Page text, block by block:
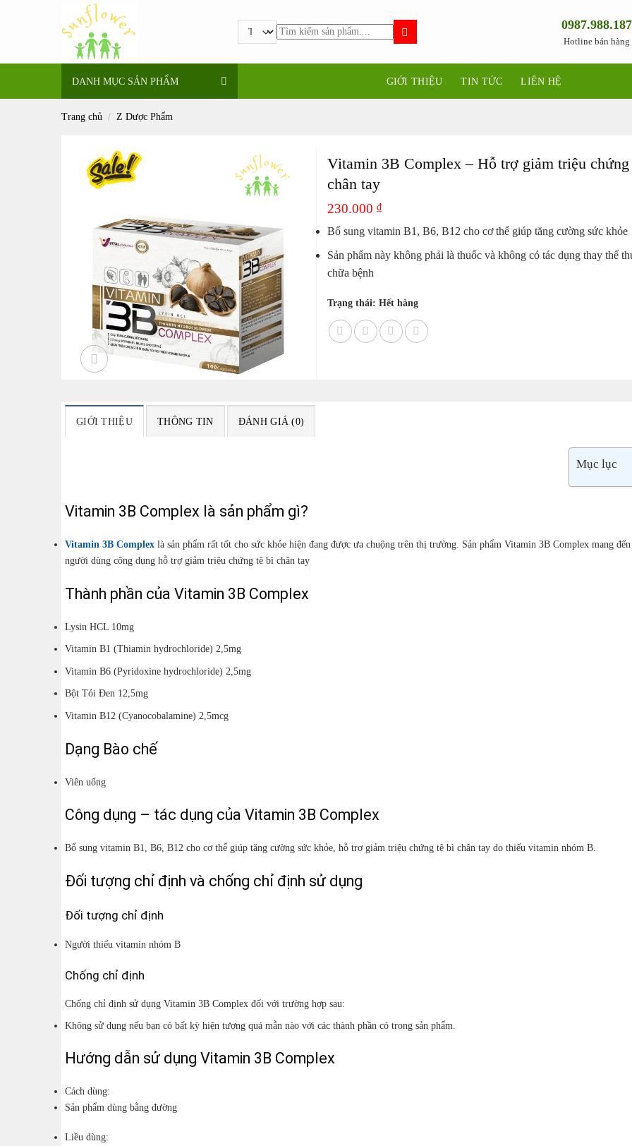
dung
Tìm
kiếm:
0987.988.187
Hotline bán hàng
DANH MỤC SẢN PHẨM GIỚI THIỆU TIN TỨC LIÊN HỆ
Trang chủ / Z Dược Phẩm
Vitamin 3B Complex – Hỗ trợ giảm triệu
chân tay
230.000₫
Bổ sung vitamin B1, B6, B12 cho cơ thể giúp tăng cường sức khỏe
Sản phẩm này không phải là thuốc và không có tác dụng thay thế
chữa bệnh
Trạng thái: Hết hàng
GIỚI THIỆU THÔNG TIN ĐÁNH GIÁ (0)
Mục lục
Vitamin 3B Complex là sản phẩm gì?
Vitamin 3B Complex là sản phẩm rất tốt cho sức khỏe hiện đang được ưa chuộng trên thị trường. Sản phẩm Vitamin 3B Complex mang
người dùng công dụng hỗ trợ giảm triệu chứng tê bì chân tay
Thành phần của Vitamin 3B Complex
Lysin HCL 10mg
Vitamin B1 (Thiamin hydrochloride) 2,5mg
Vitamin B6 (Pyridoxine hydrochloride) 2,5mg
Bột Tỏi Đen 12,5mg
Vitamin B12 (Cyanocobalamine) 2,5mcg
Dạng Bào chế
Viên uống
Công dụng – tác dụng của Vitamin 3B Complex
Bổ sung vitamin B1, B6, B12 cho cơ thể giúp tăng cường sức khỏe, hỗ trợ giảm triệu chứng tê bì chân tay do thiếu vitamin nhóm B.
Đối tượng chỉ định và chống chỉ định sử dụng
Đối tượng chỉ định
Người thiếu vitamin nhóm B
Chống chỉ định
Chống chỉ định sử dụng Vitamin 3B Complex đối với trường hợp sau:
Không sử dụng nếu bạn có bất kỳ hiện tượng quá mẫn nào với các thành phần có trong sản phẩm.
Hướng dẫn sử dụng Vitamin 3B Complex
Cách dùng:
Sản phẩm dùng bằng đường
Liều dùng: